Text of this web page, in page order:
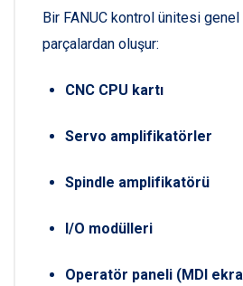
Bir FANUC kontrol ünitesi genel
parçalardan oluşur:
CNC CPU kartı
Servo amplifikatörler
Spindle amplifikatörü
I/O modülleri
Operatör paneli (MDI